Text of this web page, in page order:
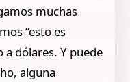
muchas
“esto es
a dólares. Y puede
alguna